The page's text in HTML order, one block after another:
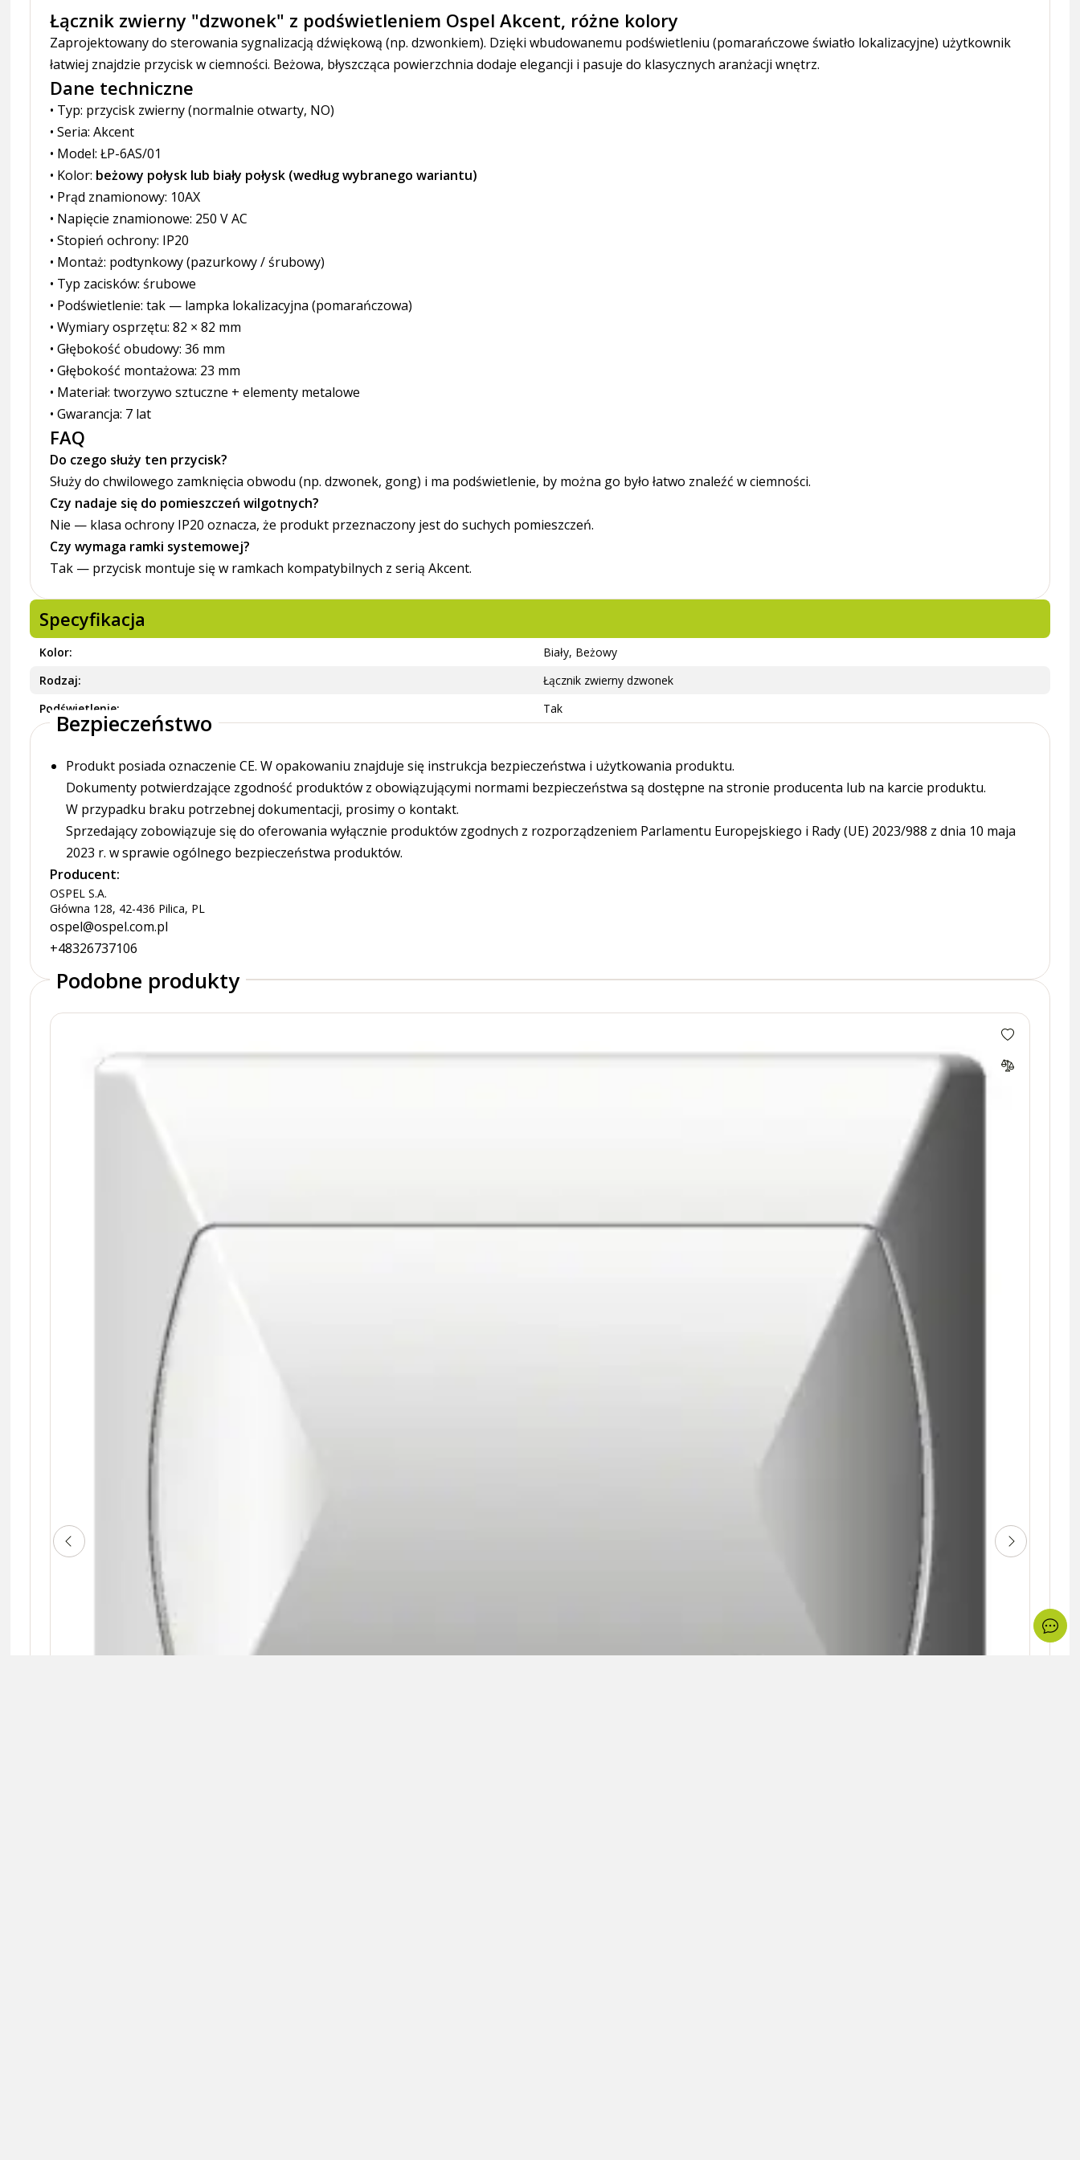
Łącznik zwierny "dzwonek" z podświetleniem Ospel Akcent, różne kolory
Zaprojektowany do sterowania sygnalizacją dźwiękową (np. dzwonkiem). Dzięki wbudowanemu podświetleniu (pomarańczowe światło lokalizacyjne) użytkownik
łatwiej znajdzie przycisk w ciemności. Beżowa, błyszcząca powierzchnia dodaje elegancji i pasuje do klasycznych aranżacji wnętrz.
Dane techniczne
• Typ: przycisk zwierny (normalnie otwarty, NO)
• Seria: Akcent
• Model: ŁP-6AS/01
• Kolor: beżowy połysk lub biały połysk (według wybranego wariantu)
• Prąd znamionowy: 10AX
• Napięcie znamionowe: 250 V AC
• Stopień ochrony: IP20
• Montaż: podtynkowy (pazurkowy / śrubowy)
• Typ zacisków: śrubowe
• Podświetlenie: tak — lampka lokalizacyjna (pomarańczowa)
• Wymiary osprzętu: 82 × 82 mm
• Głębokość obudowy: 36 mm
• Głębokość montażowa: 23 mm
• Materiał: tworzywo sztuczne + elementy metalowe
• Gwarancja: 7 lat
FAQ
Do czego służy ten przycisk?
Służy do chwilowego zamknięcia obwodu (np. dzwonek, gong) i ma podświetlenie, by można go było łatwo znaleźć w ciemności.
Czy nadaje się do pomieszczeń wilgotnych?
Nie — klasa ochrony IP20 oznacza, że produkt przeznaczony jest do suchych pomieszczeń.
Czy wymaga ramki systemowej?
Tak — przycisk montuje się w ramkach kompatybilnych z serią Akcent.
Specyfikacja
Kolor
Biały, Beżowy
Rodzaj
Łącznik zwierny dzwonek
Podświetlenie
Tak
Bezpieczeństwo
Produkt posiada oznaczenie CE. W opakowaniu znajduje się instrukcja bezpieczeństwa i użytkowania produktu.
Dokumenty potwierdzające zgodność produktów z obowiązującymi normami bezpieczeństwa są dostępne na stronie producenta lub na karcie produktu.
W przypadku braku potrzebnej dokumentacji, prosimy o kontakt.
Sprzedający zobowiązuje się do oferowania wyłącznie produktów zgodnych z rozporządzeniem Parlamentu Europejskiego i Rady (UE) 2023/988 z dnia 10 maja
2023 r. w sprawie ogólnego bezpieczeństwa produktów.
Producent:
OSPEL S.A.
Główna 128, 42-436 Pilica, PL
ospel@ospel.com.pl
+48326737106
Podobne produkty